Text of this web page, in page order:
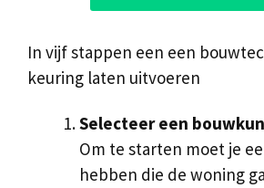
In vijf stappen een een
keuring laten uitvoeren
Selecteer een
Om te starten moet je
hebben die de woning